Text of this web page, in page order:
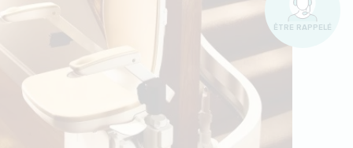
ÊTRE RAPPELÉ